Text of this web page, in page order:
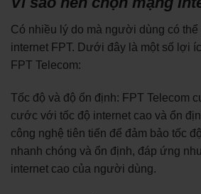
Có nhiều lý do mà người dùng có thể
internet FPT. Dưới đây là một số lợi
FPT Telecom:
Tốc độ và độ ổn định: FPT Telecom
cước với tốc độ internet cao và ổn
công nghệ tiên tiến để đảm bảo tốc
nhanh chóng và ổn định, đáp ứng
internet cao của người dùng.